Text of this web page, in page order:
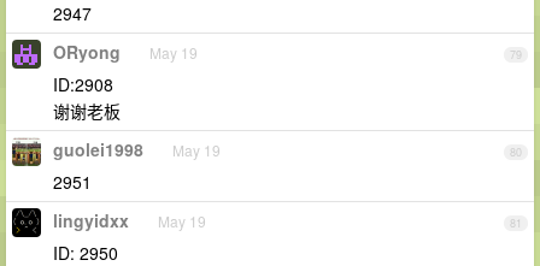
2947
79
ORyong May 19
ID:2908
谢谢老板
80
guolei1998 May 19
2951
81
lingyidxx May 19
ID: 2950